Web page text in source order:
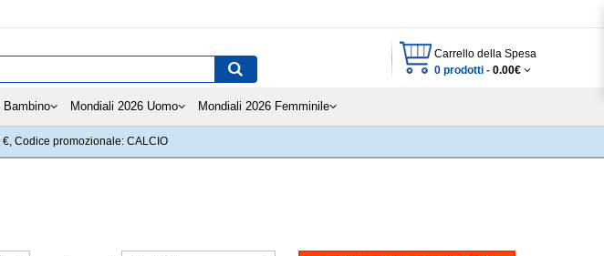
Carrello della Spesa
0 prodotti - 0.00€
Bambino Mondiali 2026 Uomo Mondiali 2026 Femminile
Codice promozionale: CALCIO